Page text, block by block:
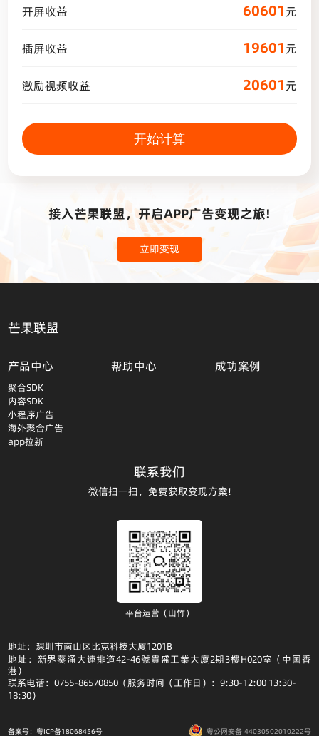
开屏收益 60601元
插屏收益 19601元
激励视频收益 20601元
开始计算
接入芒果联盟，开启APP广告变现之旅!
立即变现
芒果联盟
产品中心
聚合SDK
内容SDK
小程序广告
海外聚合广告
app拉新
帮助中心 成功案例
联系我们
微信扫一扫，免费获取变现方案!
平台运营（山竹）
地址：深圳市南山区比克科技大厦1201B
地址：新界葵涌大連排道42-46號貴盛工業大廈2期3樓H020室（中国香
港）
联系电话：0755-86570850（服务时间（工作日）：9:30-12:00 13:30-
18:30）
备案号：粤ICP备18068456号 粤公网安备 44030502010222号